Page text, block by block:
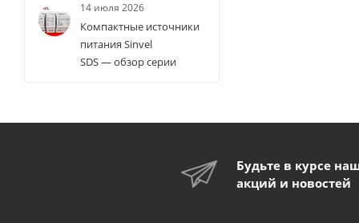
14 июля 2026
Компактные источники
питания Sinvel
SDS — обзор серии
Будьте в курсе
акций и новостей